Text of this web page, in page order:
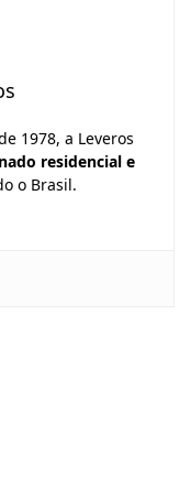
1978, a Leveros
residencial e
o Brasil.